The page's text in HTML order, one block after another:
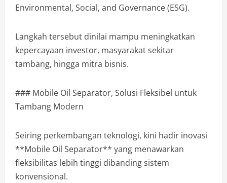
Environmental, Social, and Governance (ESG).
Langkah tersebut dinilai mampu meningkatkan
kepercayaan investor, masyarakat sekitar
tambang, hingga mitra bisnis.
### Mobile Oil Separator, Solusi Fleksibel untuk
Tambang Modern
Seiring perkembangan teknologi, kini hadir inovasi
**Mobile Oil Separator** yang menawarkan
fleksibilitas lebih tinggi dibanding sistem
konvensional.